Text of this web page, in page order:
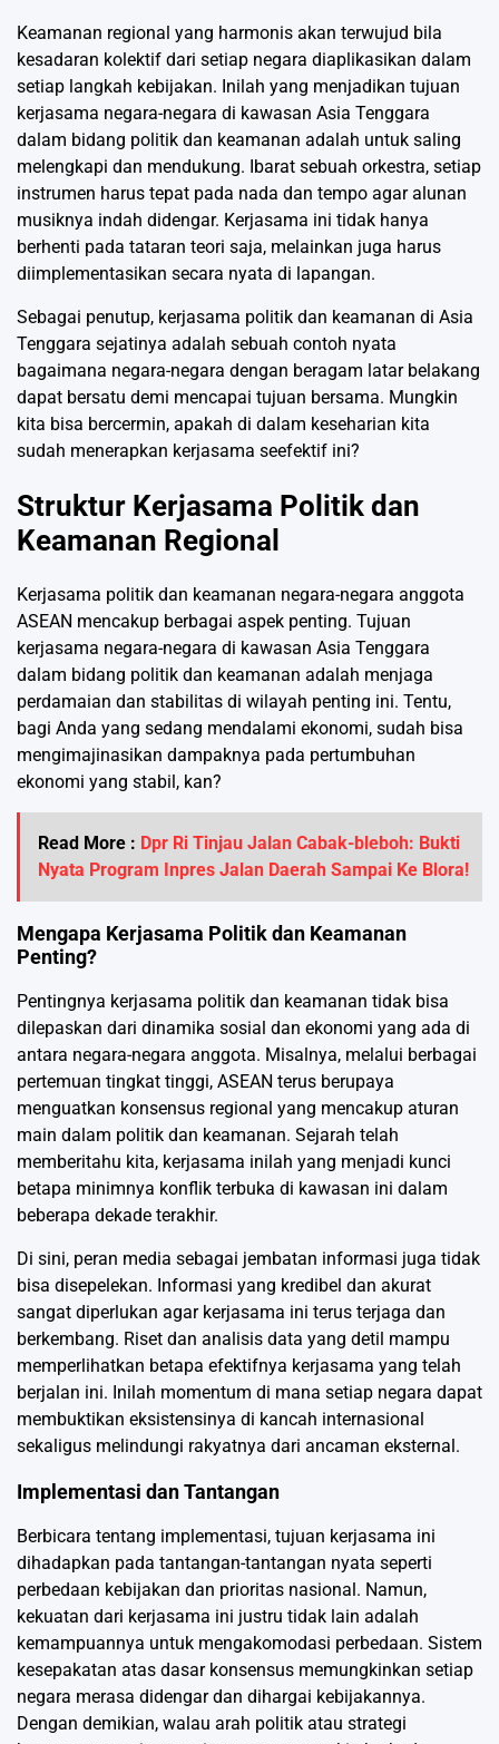
Keamanan regional yang harmonis akan terwujud bila
kesadaran kolektif dari setiap negara diaplikasikan dalam
setiap langkah kebijakan. Inilah yang menjadikan tujuan
kerjasama negara-negara di kawasan Asia Tenggara
dalam bidang politik dan keamanan adalah untuk saling
melengkapi dan mendukung. Ibarat sebuah orkestra, setiap
instrumen harus tepat pada nada dan tempo agar alunan
musiknya indah didengar. Kerjasama ini tidak hanya
berhenti pada tataran teori saja, melainkan juga harus
diimplementasikan secara nyata di lapangan.
Sebagai penutup, kerjasama politik dan keamanan di Asia
Tenggara sejatinya adalah sebuah contoh nyata
bagaimana negara-negara dengan beragam latar belakang
dapat bersatu demi mencapai tujuan bersama. Mungkin
kita bisa bercermin, apakah di dalam keseharian kita
sudah menerapkan kerjasama seefektif ini?
Struktur Kerjasama Politik dan
Keamanan Regional
Kerjasama politik dan keamanan negara-negara anggota
ASEAN mencakup berbagai aspek penting. Tujuan
kerjasama negara-negara di kawasan Asia Tenggara
dalam bidang politik dan keamanan adalah menjaga
perdamaian dan stabilitas di wilayah penting ini. Tentu,
bagi Anda yang sedang mendalami ekonomi, sudah bisa
mengimajinasikan dampaknya pada pertumbuhan
ekonomi yang stabil, kan?
Read More : Dpr Ri Tinjau Jalan Cabak-bleboh: Bukti
Nyata Program Inpres Jalan Daerah Sampai Ke Blora!
Mengapa Kerjasama Politik dan Keamanan
Penting?
Pentingnya kerjasama politik dan keamanan tidak bisa
dilepaskan dari dinamika sosial dan ekonomi yang ada di
antara negara-negara anggota. Misalnya, melalui berbagai
pertemuan tingkat tinggi, ASEAN terus berupaya
menguatkan konsensus regional yang mencakup aturan
main dalam politik dan keamanan. Sejarah telah
memberitahu kita, kerjasama inilah yang menjadi kunci
betapa minimnya konflik terbuka di kawasan ini dalam
beberapa dekade terakhir.
Di sini, peran media sebagai jembatan informasi juga tidak
bisa disepelekan. Informasi yang kredibel dan akurat
sangat diperlukan agar kerjasama ini terus terjaga dan
berkembang. Riset dan analisis data yang detil mampu
memperlihatkan betapa efektifnya kerjasama yang telah
berjalan ini. Inilah momentum di mana setiap negara dapat
membuktikan eksistensinya di kancah internasional
sekaligus melindungi rakyatnya dari ancaman eksternal.
Implementasi dan Tantangan
Berbicara tentang implementasi, tujuan kerjasama ini
dihadapkan pada tantangan-tantangan nyata seperti
perbedaan kebijakan dan prioritas nasional. Namun,
kekuatan dari kerjasama ini justru tidak lain adalah
kemampuannya untuk mengakomodasi perbedaan. Sistem
kesepakatan atas dasar konsensus memungkinkan setiap
negara merasa didengar dan dihargai kebijakannya.
Dengan demikian, walau arah politik atau strategi